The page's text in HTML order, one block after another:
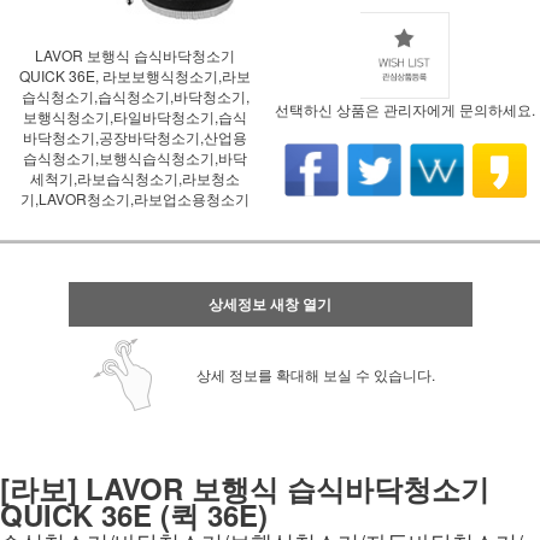
LAVOR 보행식 습식바닥청소기
QUICK 36E, 라보보행식청소기,라보
습식청소기,습식청소기,바닥청소기,
보행식청소기,타일바닥청소기,습식
바닥청소기,공장바닥청소기,산업용
습식청소기,보행식습식청소기,바닥
세척기,라보습식청소기,라보청소
기,LAVOR청소기,라보업소용청소기
선택하신 상품은 관리자에게 문의하세요.
상세정보 새창 열기
상세 정보를 확대해 보실 수 있습니다.
[라보] LAVOR 보행식 습식바닥청소기
QUICK 36E (퀵 36E)